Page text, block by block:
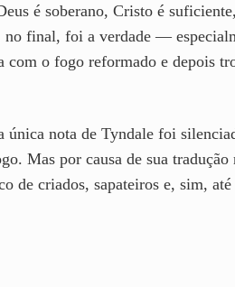
é soberano, Cristo é
final, foi a verdade —
o fogo reformado e depois
nota de Tyndale foi
Mas por causa de sua
de criados, sapateiros e, sim,